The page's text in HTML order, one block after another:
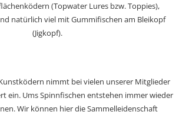
(Topwater Lures bzw. Toppies),
natürlich viel mit Gummifischen am Bleikopf
(Jigkopf).
nimmt bei vielen unserer Mitglieder
ein. Ums Spinnfischen entstehen immer wieder
Wir können hier die Sammelleidenschaft